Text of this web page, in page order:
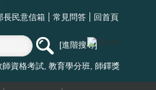
長民意信箱 常見問答 回首頁
進階搜尋
師資格考試 教育學分班 師鐸獎